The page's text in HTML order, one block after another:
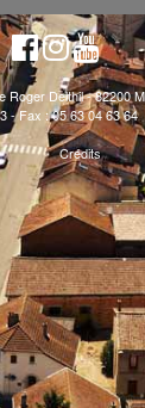
Delthil - 82200
- Fax : 05 63 04 63 64
Crédits